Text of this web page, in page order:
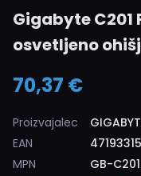
Gigabyte C201
osvetljeno
70,37 €
Proizvajalec
EAN
MPN
GB-